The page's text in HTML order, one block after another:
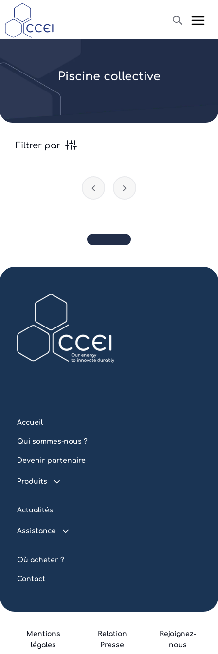
Qui sommes-nous ?
Assistance
Piscine collective
Filtrer par
Accueil
Qui sommes-nous ?
Devenir partenaire
Produits
Automatisation
Piscine collective
Actualités
Assistance
Où acheter ?
Contact
Mentions
légales
Relation
Presse
Rejoignez-
nous